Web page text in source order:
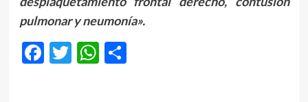
pulmonar y neumonía».
Facebook
Twitter
WhatsApp
Compartir